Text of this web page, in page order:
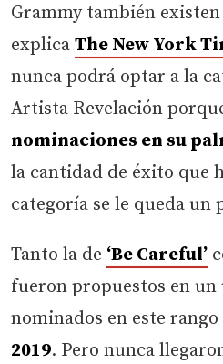
Grammy también
explica The New York
nunca podrá optar a la
Artista Revelación
nominaciones en su
la cantidad de éxito que
categoría se le queda un
Tanto la de ‘Be Careful’
fueron propuestos en
nominados en este
2019. Pero nunca